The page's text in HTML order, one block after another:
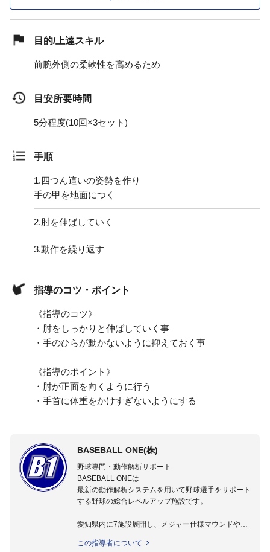
目的/上達スキル
前腕外側の柔軟性を高めるため
目安所要時間
5分程度(10回×3セット)
手順
1.四つん這いの姿勢を作り
手の甲を地面につく
2.肘を伸ばしていく
3.動作を繰り返す
指導のコツ・ポイント
《指導のコツ》
・肘をしっかりと伸ばしていく事
・手のひらが動かないように抑えておく事
《指導のポイント》
・肘が正面を向くように行う
・手首に体重をかけすぎないようにする
BASEBALL ONE(株)
野球専門・動作解析サポート
BASEBALL ONEは
最新の動作解析システムを用いて野球選手をサポート
する野球の総合レベルアップ施設です。
愛知県内に7施設展開し、メジャー仕様マウンドやト
動作解析システムを用いて、小学生からプロ野球選手
この指導者について